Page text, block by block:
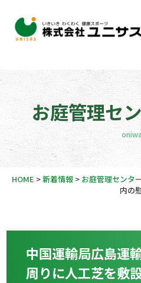
お庭管理セ
HOME >新着情報> お庭管理センタ
内の
中国運輸局広島運
周りに人工芝を敷